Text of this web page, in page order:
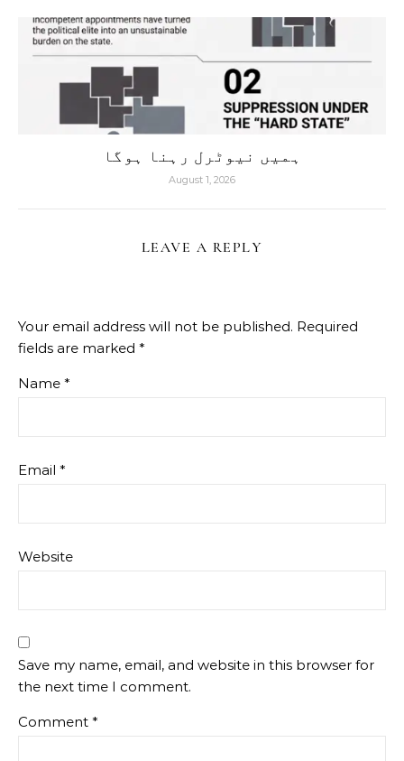
ہمیں نیوٹرل رہنا ہوگا
August 1, 2026
LEAVE A REPLY
Your email address will not be published. Required
fields are marked *
Name *
Email *
Website
Save my name, email, and website in this browser for
the next time I comment.
Comment *